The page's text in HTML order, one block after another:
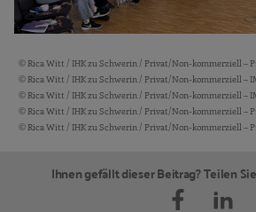
Bildquellen und Copyright-
© Rica Witt / IHK zu Schwerin / Privat/Non-kommerziell –
© Rica Witt / IHK zu Schwerin / Privat/Non-kommerziell –
© Rica Witt / IHK zu Schwerin / Privat/Non-kommerziell –
© Rica Witt / IHK zu Schwerin / Privat/Non-kommerziell –
© Rica Witt / IHK zu Schwerin / Privat/Non-kommerziell –
Ihnen gefällt dieser Beitrag? Teilen